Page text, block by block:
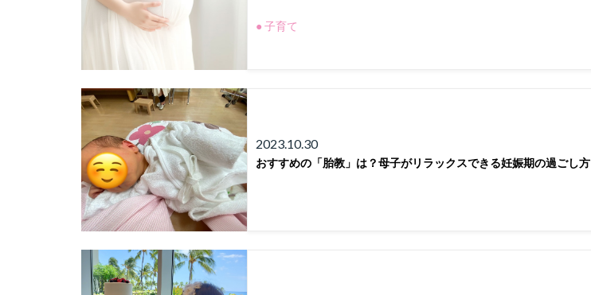
● 子育て
2023.10.30
おすすめの「胎教」は？母子がリラックスできる妊娠期の過ごし方